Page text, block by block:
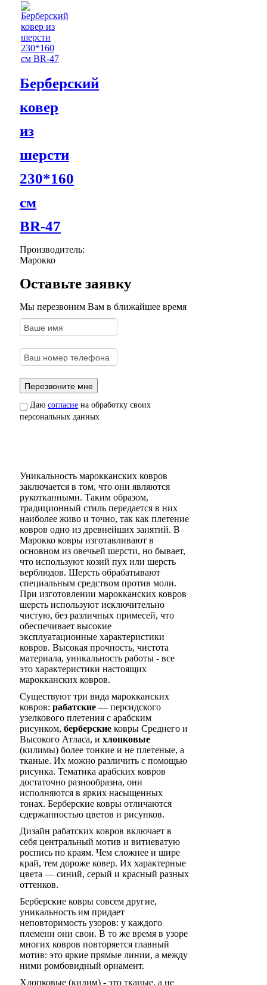
Берберский
ковер
из
шерсти
230*160
см
BR-47
Производитель:
Марокко
Оставьте заявку
Мы перезвоним Вам в ближайшее время
Даю согласие на обработку своих
персональных данных
Уникальность марокканских ковров
заключается в том, что они являются
рукотканными. Таким образом,
традиционный стиль передается в них
наиболее живо и точно, так как плетение
ковров одно из древнейших занятий. В
Марокко ковры изготавливают в
основном из овечьей шерсти, но бывает,
что используют козий пух или шерсть
верблюдов. Шерсть обрабатывают
специальным средством против моли.
При изготовлении марокканских ковров
шерсть используют исключительно
чистую, без различных примесей, что
обеспечивает высокие
эксплуатационные характеристики
ковров. Высокая прочность, чистота
материала, уникальность работы - все
это характеристики настоящих
марокканских ковров.
Существуют три вида марокканских
ковров: рабатские — персидского
узелкового плетения с арабским
рисунком, берберские ковры Среднего и
Высокого Атласа, и хлопковые
(килимы) более тонкие и не плетеные, а
тканые. Их можно различить с помощью
рисунка. Тематика арабских ковров
достаточно разнообразна, они
исполняются в ярких насыщенных
тонах. Берберские ковры отличаются
сдержанностью цветов и рисунков.
Дизайн рабатских ковров включает в
себя центральный мотив и витиеватую
роспись по краям. Чем сложнее и шире
край, тем дороже ковер. Их характерные
цвета — синий, серый и красный разных
оттенков.
Берберские ковры совсем другие,
уникальность им придает
неповторимость узоров: у каждого
племени они свои. В то же время в узоре
многих ковров повторяется главный
мотив: это яркие прямые линии, а между
ними ромбовидный орнамент.
Хлопковые (килим) - это тканые, а не